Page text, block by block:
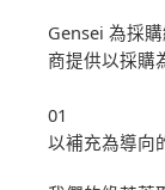
Gensei 為採
商提供以採購
01
以補充為導向